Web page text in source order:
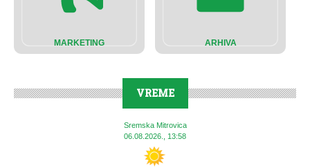
MARKETING ARHIVA
VREME
Sremska Mitrovica
06.08.2026., 13:58